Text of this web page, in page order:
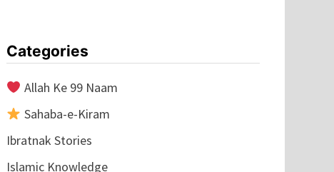
Categories
Allah Ke 99 Naam
Sahaba-e-Kiram
Ibratnak Stories
Islamic Knowledge